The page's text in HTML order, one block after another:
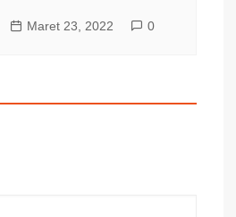
Maret 23, 2022 0